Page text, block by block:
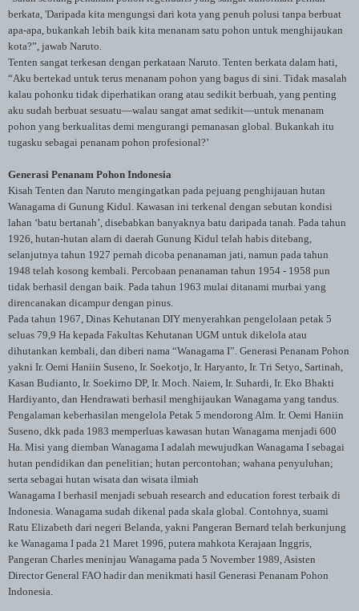
berkata, 'Daripada kita mengungsi dari kota yang penuh polusi tanpa berbuat
apa-apa, bukankah lebih baik kita menanam satu pohon untuk menghijaukan
kota?”, jawab Naruto.
Tenten sangat terkesan dengan perkataan Naruto. Tenten berkata dalam hati,
“Aku bertekad untuk terus menanam pohon yang bagus di sini. Tidak masalah
kalau pohonku tidak diperhatikan orang atau sedikit berbuah, yang penting
aku sudah berbuat sesuatu—walau sangat amat sedikit—untuk menanam
pohon yang berkualitas demi mengurangi pemanasan global. Bukankah itu
tugasku sebagai penanam pohon profesional?’
Generasi Penanam Pohon Indonesia
Kisah Tenten dan Naruto mengingatkan pada pejuang penghijauan hutan
Wanagama di Gunung Kidul. Kawasan ini terkenal dengan sebutan kondisi
lahan ‘batu bertanah’, disebabkan banyaknya batu daripada tanah. Pada tahun
1926, hutan-hutan alam di daerah Gunung Kidul telah habis ditebang,
selanjutnya tahun 1927 pernah dicoba penanaman jati, namun pada tahun
1948 telah kosong kembali. Percobaan penanaman tahun 1954 - 1958 pun
tidak berhasil dengan baik. Pada tahun 1963 mulai ditanami murbai yang
direncanakan dicampur dengan pinus.
Pada tahun 1967, Dinas Kehutanan DIY menyerahkan pengelolaan petak 5
seluas 79,9 Ha kepada Fakultas Kehutanan UGM untuk dikelola atau
dihutankan kembali, dan diberi nama “Wanagama I”. Generasi Penanam Pohon
yakni Ir. Oemi Haniin Suseno, Ir. Soekotjo, Ir. Haryanto, Ir. Tri Setyo, Sartinah,
Kasan Budianto, Ir. Soekirno DP, Ir. Moch. Naiem, Ir. Suhardi, Ir. Eko Bhakti
Hardiyanto, dan Hendrawati berhasil menghijaukan Wanagama yang tandus.
Pengalaman keberhasilan mengelola Petak 5 mendorong Alm. Ir. Oemi Haniin
Suseno, dkk pada 1983 memperluas kawasan hutan Wanagama menjadi 600
Ha. Misi yang diemban Wanagama I adalah mewujudkan Wanagama I sebagai
hutan pendidikan dan penelitian; hutan percontohan; wahana penyuluhan;
serta sebagai hutan wisata dan wisata ilmiah
Wanagama I berhasil menjadi sebuah research and education forest terbaik di
Indonesia. Wanagama sudah dikenal pada skala global. Contohnya, suami
Ratu Elizabeth dari negeri Belanda, yakni Pangeran Bernard telah berkunjung
ke Wanagama I pada 21 Maret 1996, putera mahkota Kerajaan Inggris,
Pangeran Charles meninjau Wanagama pada 5 November 1989, Asisten
Director General FAO hadir dan menikmati hasil Generasi Penanam Pohon
Indonesia.